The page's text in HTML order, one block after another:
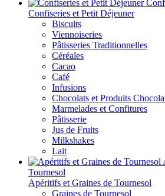
Confiseries et Petit Déjeuner
Biscuits
Viennoiseries
Pâtisseries Traditionnelles
Céréales
Cacao
Café
Infusions
Chocolats et Produits
Marmelades et Confitures
Pâtisserie
Jus de Fruits
Milkshakes
Lait
Tournesol
Apéritifs et Graines de Tournesol
Graines de Tournesol